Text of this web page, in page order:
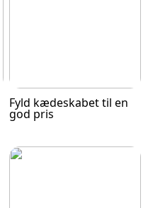
Fyld kædeskabet til en
god pris